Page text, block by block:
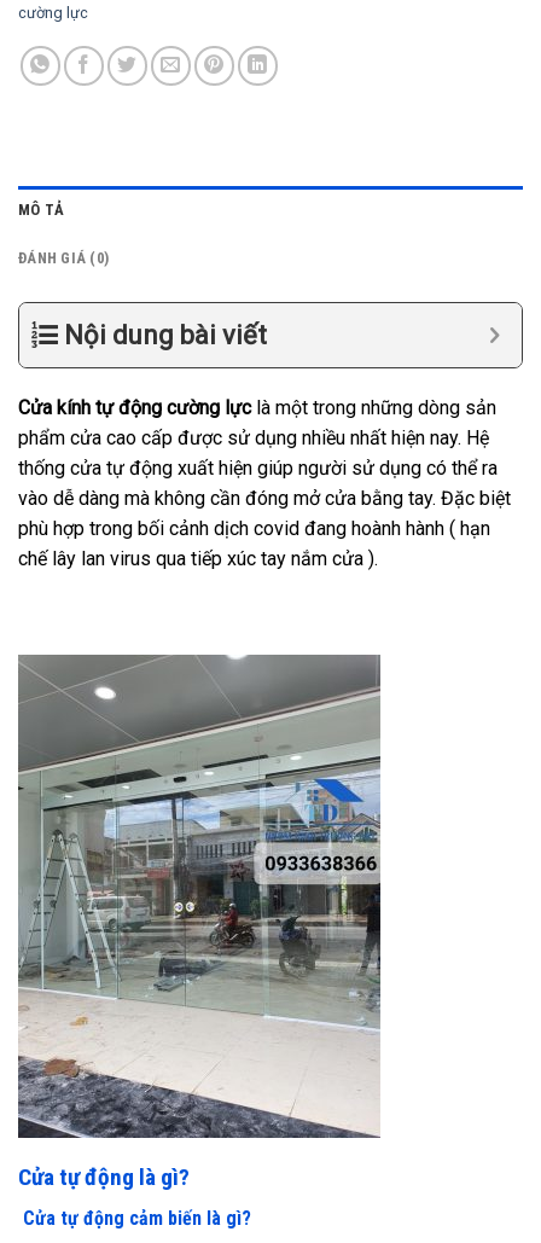
cường lực
MÔ TẢ
ĐÁNH GIÁ (0)
Nội dung bài viết
Cửa kính tự động cường lựclà một trong những dòng sản
phẩm cửa cao cấp được sử dụng nhiều nhất hiện nay. Hệ
thống cửa tự động xuất hiện giúp người sử dụng có thể ra
vào dễ dàng mà không cần đóng mở cửa bằng tay. Đặc biệt
phù hợp trong bối cảnh dịch covid đang hoành hành ( hạn
chế lây lan virus qua tiếp xúc tay nắm cửa ).
Cửa tự động là gì?
Cửa tự động cảm biến là gì?